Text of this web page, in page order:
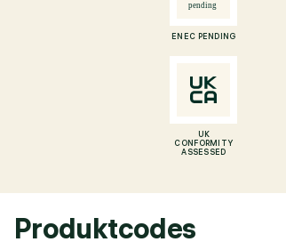
ENEC PENDING
UK
CONFORMITY
ASSESSED
Produktcodes